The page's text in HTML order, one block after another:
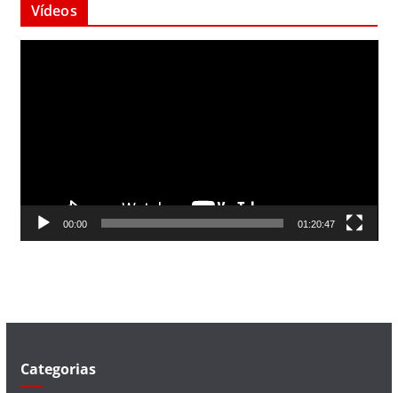
Vídeos
d
00:00 01:20:47
Categorias